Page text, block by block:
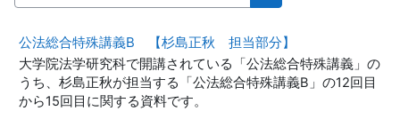
コースを検索する
公法総合特殊講義B 【杉島正秋 担当部分】
大学院法学研究科で開講されている「公法総合特殊講義」の
うち、杉島正秋が担当する「公法総合特殊講義B」の12回目
から15回目に関する資料です。